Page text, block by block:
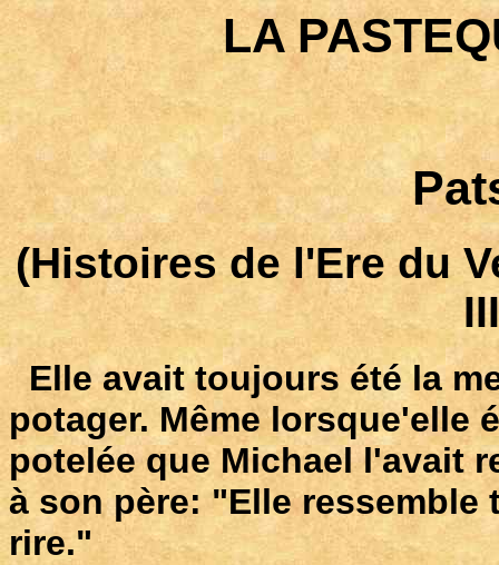
LA
(Histoires de l'Ere du
Elle avait toujours été la
potager. Même lorsque'elle
potelée que Michael l'avait
à son père: "Elle ressemble
rire."